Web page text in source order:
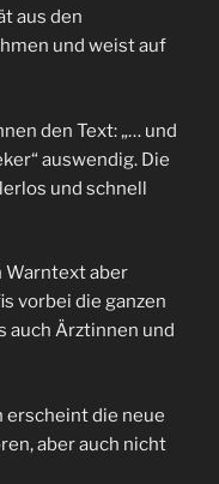
aus den
und weist auf
den Text: „… und
auswendig. Die
und schnell
Warntext aber
vorbei die ganzen
auch Ärztinnen und
erscheint die neue
aber auch nicht